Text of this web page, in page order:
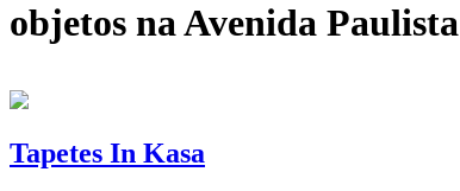
objetos na Avenida Paulista
Tapetes In Kasa